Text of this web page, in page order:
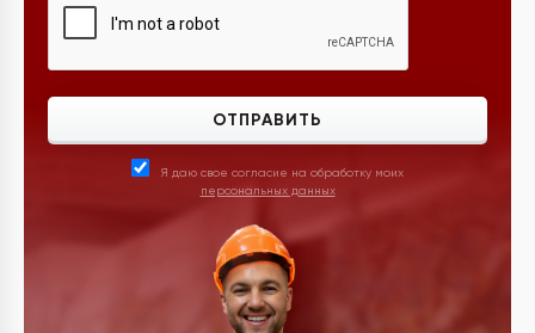
ОТПРАВИТЬ
Я даю свое согласие на обработку моих
персональных данных